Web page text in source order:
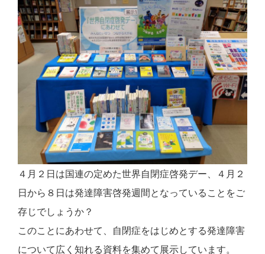
４月２日は国連の定めた世界自閉症啓発デー、４月２
日から８日は発達障害啓発週間となっていることをご
存じでしょうか？
このことにあわせて、自閉症をはじめとする発達障害
について広く知れる資料を集めて展示しています。